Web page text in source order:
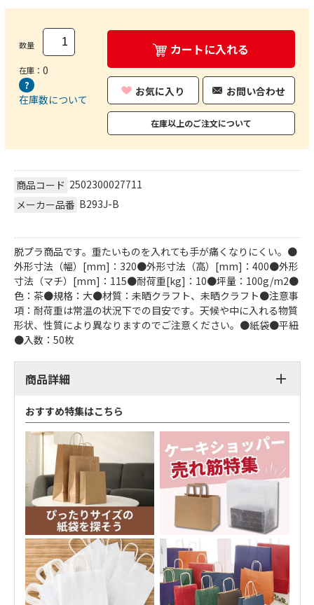
数量
在庫： 0
在庫数について
カートに入れる
お気に入り お問い合わせ
在庫以上のご注文について
商品コード 2502300027711
メーカー品番 B293J-B
脱プラ商品です。重たいものを入れても手が痛くなりにくい。●
外形寸法（幅）[mm]：320●外形寸法（高）[mm]：400●外形
寸法（マチ）[mm]：115●耐荷重[kg]：10●坪量：100g/m2●
色：茶●規格：大●材質：未晒クラフト、未晒クラフト●注意事
項：耐荷重は常温の状況下での目安です。天候や中に入れる物質
形状、性質により異なりますのでご注意ください。●紙袋●平紐
●入数：50枚
商品詳細
おすすめ特集はこちら